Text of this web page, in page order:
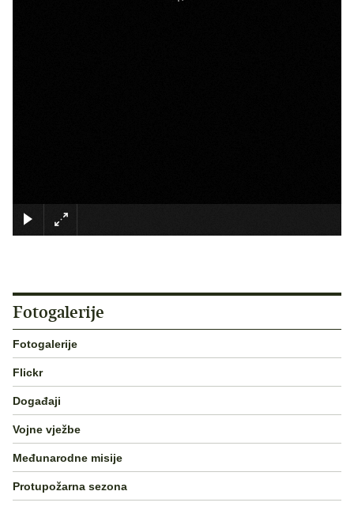
Fotogalerije
Fotogalerije
Flickr
Događaji
Vojne vježbe
Međunarodne misije
Protupožarna sezona